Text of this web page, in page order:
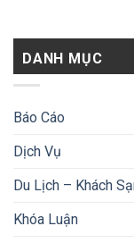
DANH MỤC
Báo Cáo
Dịch Vụ
Du Lịch – Khách
Khóa Luận